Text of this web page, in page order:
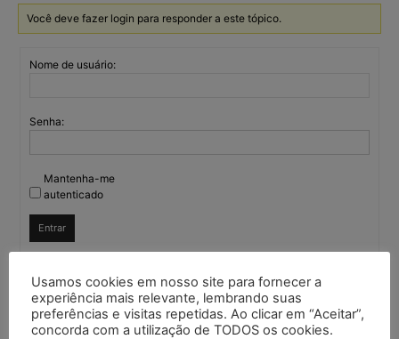
Você deve fazer login para responder a este tópico.
Nome de usuário:
Senha:
Mantenha-me
autenticado
Entrar
Continuar comGoogle
Usamos cookies em nosso site para fornecer a
experiência mais relevante, lembrando suas
preferências e visitas repetidas. Ao clicar em “Aceitar”,
concorda com a utilização de TODOS os cookies.